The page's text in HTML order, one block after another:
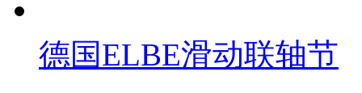
德国ELBE滑动联轴节